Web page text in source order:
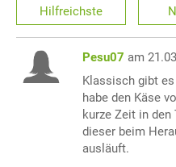
Hilfreichste
Pesu07 am
Klassisch gibt
habe den Käse
kurze Zeit in
dieser beim
ausläuft.